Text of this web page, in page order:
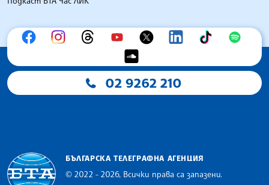
02 9262 210
БЪЛГАРСКА ТЕЛЕГРАФНА АГЕНЦИЯ
© 2022 - 2026, Всички права са запазени.